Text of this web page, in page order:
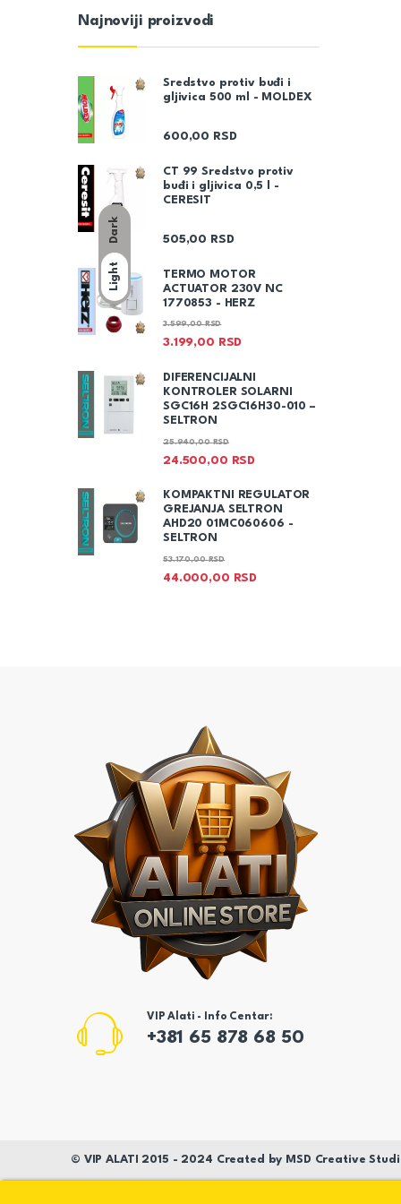
Dark
Light
Najnoviji proizvodi
Sredstvo protiv buđi i
gljivica 500 ml - MOLDEX
600,00 RSD
CT 99 Sredstvo protiv
buđi i gljivica 0,5 l -
CERESIT
505,00 RSD
TERMO MOTOR
ACTUATOR 230V NC
1770853 - HERZ
3.199,00 RSD
3.599,00RSD
DIFERENCIJALNI
KONTROLER SOLARNI
SGC16H 2SGC16H30-010 –
SELTRON
24.500,00 RSD
25.940,00RSD
KOMPAKTNI REGULATOR
GREJANJA SELTRON
AHD20 01MC060606 -
SELTRON
44.000,00 RSD
53.170,00RSD
VIP Alati - Info Centar:
+381 65 878 68 50
© VIP ALATI 2015 - 2024 Created by MSD Creative